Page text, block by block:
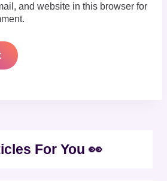
and website in this browser for
For You 👀